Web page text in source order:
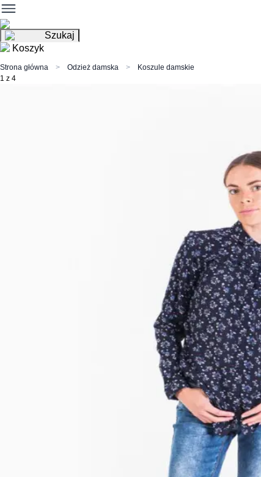
Szukaj
Koszyk
Strona główna Odzież damska
Koszule damskie
1 z 4